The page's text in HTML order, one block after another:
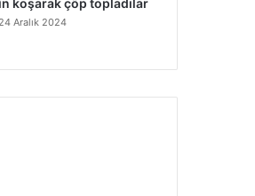
koşarak çöp topladılar
24 Aralık 2024